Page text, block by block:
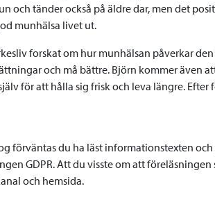
och tänder också på äldre dar, men det
munhälsa livet ut.
forskat om hur munhälsan påverkar
och må bättre. Björn kommer även
för att hålla sig frisk och leva längre. Efter
förväntas du ha läst informationstexten
GDPR. Att du visste om att
och hemsida.